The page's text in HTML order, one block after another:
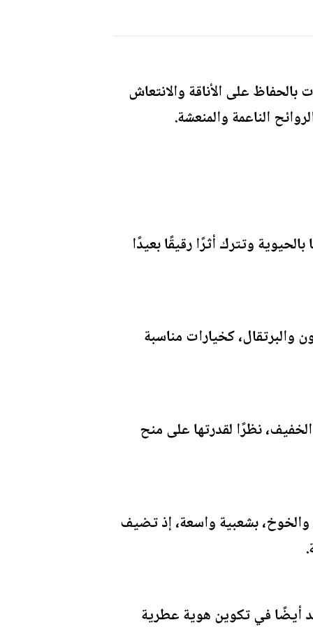
على الأناقة والانتعاش
الناعمة والمنعشة.
وتترك أثرًا رقيقًا بعيدًا
والبرتقال، كخيارات مناسبة
نظرًا لقدرتها على منح
بشعبية واسعة، إذ تضيف
أيضًا في تكوين هوية عطرية